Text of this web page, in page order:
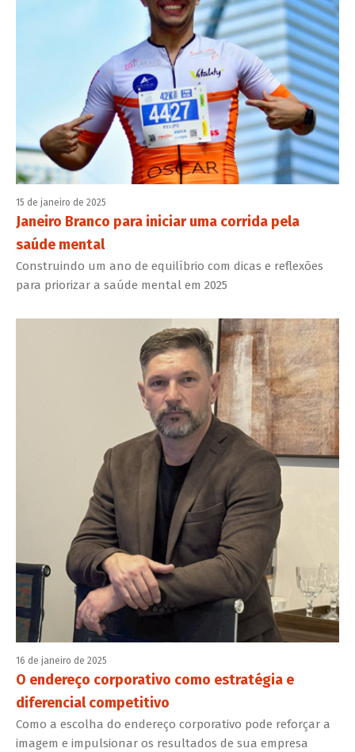
15 de janeiro de 2025
Janeiro Branco para iniciar uma corrida pela
saúde mental
Construindo um ano de equilíbrio com dicas e reflexões
para priorizar a saúde mental em 2025
16 de janeiro de 2025
O endereço corporativo como estratégia e
diferencial competitivo
Como a escolha do endereço corporativo pode reforçar a
imagem e impulsionar os resultados de sua empresa